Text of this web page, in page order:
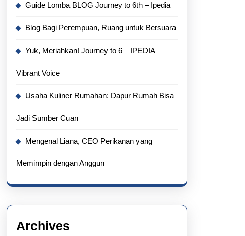
Guide Lomba BLOG Journey to 6th – Ipedia
Blog Bagi Perempuan, Ruang untuk Bersuara
Yuk, Meriahkan! Journey to 6 – IPEDIA
Vibrant Voice
Usaha Kuliner Rumahan: Dapur Rumah Bisa
Jadi Sumber Cuan
Mengenal Liana, CEO Perikanan yang
Memimpin dengan Anggun
Archives